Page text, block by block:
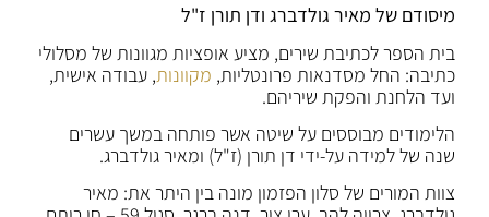
מיסודם של מאיר גולדברג ודן תורן ז"ל
בית הספר לכתיבת שירים, מציע אופציות מגוונות של מסלולי
כתיבה: החל מסדנאות פרונטליות, מקוונות, עבודה אישית,
ועד הלחנת והפקת שיריהם.
הלימודים מבוססים על שיטה אשר פותחה במשך עשרים
שנה של למידה על-ידי דן תורן (ז"ל) ומאיר גולדברג.
צוות המורים של סלון הפזמון מונה בין היתר את: מאיר